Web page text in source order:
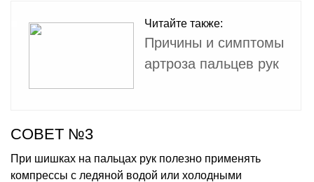
Читайте также:
Причины и симптомы
артроза пальцев рук
СОВЕТ №3
При шишках на пальцах рук полезно применять
компрессы с ледяной водой или холодными